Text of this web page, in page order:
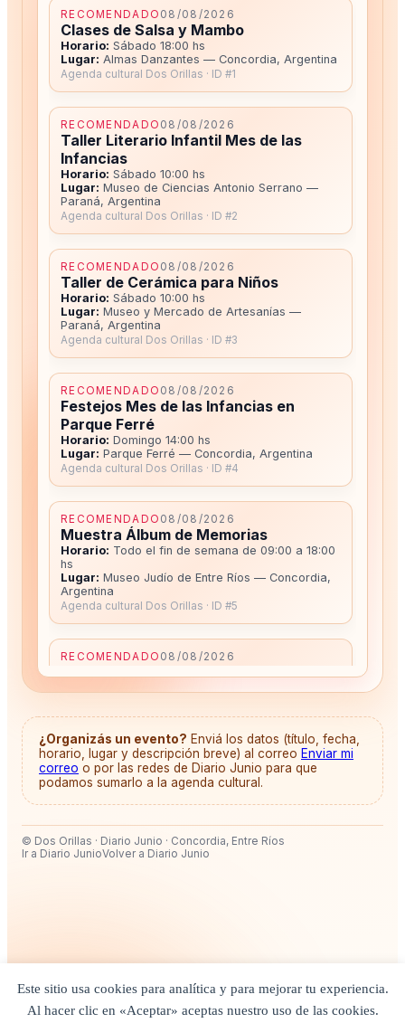
Este sitio usa cookies para analítica y para mejorar tu experiencia.
Al hacer clic en «Aceptar» aceptas nuestro uso de las cookies.
RECOMENDADO 08/08/2026
Clases de Salsa y Mambo
Horario: Sábado 18:00 hs
Lugar: Almas Danzantes — Concordia, Argentina
Agenda cultural Dos Orillas · ID #1
RECOMENDADO 08/08/2026
Taller Literario Infantil Mes de las
Infancias
Horario: Sábado 10:00 hs
Lugar: Museo de Ciencias Antonio Serrano —
Paraná, Argentina
Agenda cultural Dos Orillas · ID #2
RECOMENDADO 08/08/2026
Taller de Cerámica para Niños
Horario: Sábado 10:00 hs
Lugar: Museo y Mercado de Artesanías —
Paraná, Argentina
Agenda cultural Dos Orillas · ID #3
RECOMENDADO 08/08/2026
Festejos Mes de las Infancias en
Parque Ferré
Horario: Domingo 14:00 hs
Lugar: Parque Ferré — Concordia, Argentina
Agenda cultural Dos Orillas · ID #4
RECOMENDADO 08/08/2026
Muestra Álbum de Memorias
Horario: Todo el fin de semana de 09:00 a 18:00
hs
Lugar: Museo Judío de Entre Ríos — Concordia,
Argentina
Agenda cultural Dos Orillas · ID #5
RECOMENDADO 08/08/2026
Exhibición de Cine Círculo - Cartelera
Semanal
hs
Lugar: Cine Círculo — Concordia, Argentina
Agenda cultural Dos Orillas · ID #6
Costanera
Horario:Todo el fin de semana desde las 19:30
hs
Lugar:Explanada del Puerto — Colón, Argentina
Agenda cultural Dos Orillas · ID #8
¿Organizás un evento? Enviá los datos (título, fecha,
horario, lugar y descripción breve) al correo Enviar mi
correo o por las redes de Diario Junio para que
podamos sumarlo a la agenda cultural.
© Dos Orillas · Diario Junio · Concordia, Entre Ríos
Ir a Diario JunioVolver a Diario Junio